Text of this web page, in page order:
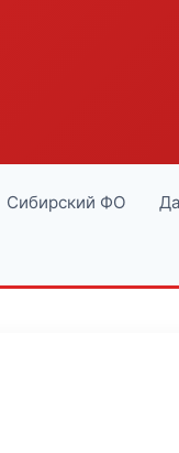
Сибирский ФО